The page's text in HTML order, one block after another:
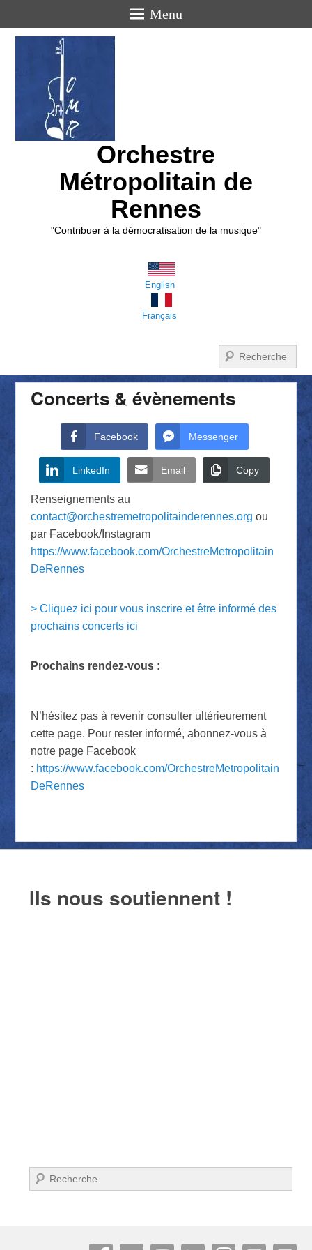
Menu
Orchestre
Métropolitain de
Rennes
"Contribuer à la démocratisation de la musique"
English
Français
Concerts & évènements
Facebook Messenger
LinkedIn Email Copy
Renseignements au
contact@orchestremetropolitainderennes.org ou
par Facebook/Instagram
https://www.facebook.com/OrchestreMetropolitain
DeRennes
> Cliquez ici pour vous inscrire et être informé des
prochains concerts ici
Prochains rendez-vous :
N’hésitez pas à revenir consulter ultérieurement
cette page. Pour rester informé, abonnez-vous à
notre page Facebook
: https://www.facebook.com/OrchestreMetropolitain
DeRennes
Ils nous soutiennent !
Recherche